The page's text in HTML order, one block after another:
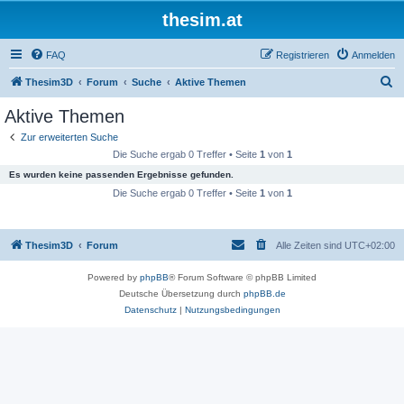
thesim.at
FAQ Anmelden
Registrieren
Thesim3D Forum Suche Aktive Themen
Aktive Themen
Zur erweiterten Suche
Die Suche ergab 0 Treffer • Seite 1 von 1
Es wurden keine passenden Ergebnisse gefunden.
Die Suche ergab 0 Treffer • Seite 1 von 1
Thesim3D Forum Alle Zeiten sind UTC+02:00
Powered by phpBB® Forum Software © phpBB Limited
Deutsche Übersetzung durch phpBB.de
Datenschutz| Nutzungsbedingungen